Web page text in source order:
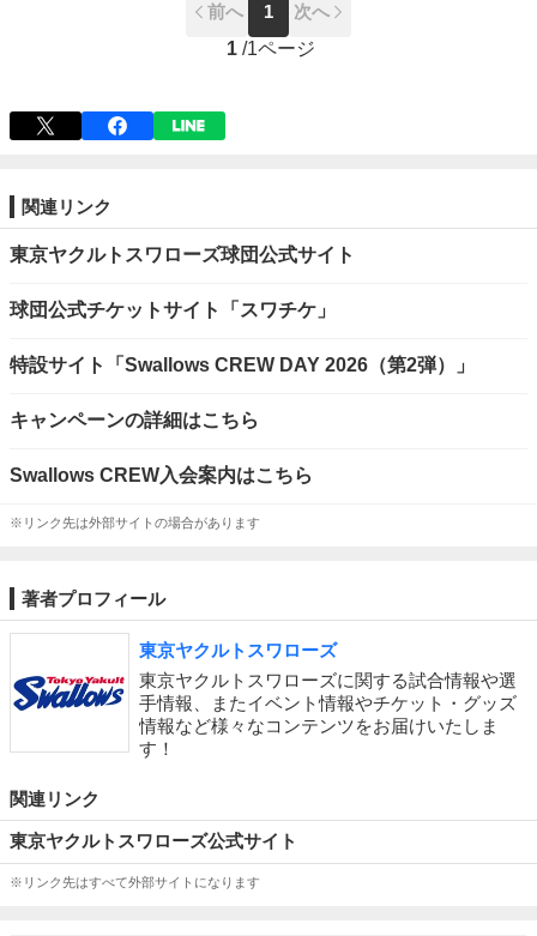
前へ 1
次へ
1 /1ページ
関連リンク
東京ヤクルトスワローズ球団公式サイト
球団公式チケットサイト「スワチケ」
特設サイト「Swallows CREW DAY 2026（第2弾）」
キャンペーンの詳細はこちら
Swallows CREW入会案内はこちら
※リンク先は外部サイトの場合があります
著者プロフィール
東京ヤクルトスワローズ
東京ヤクルトスワローズに関する試合情報や選
手情報、またイベント情報やチケット・グッズ
情報など様々なコンテンツをお届けいたしま
す！
関連リンク
東京ヤクルトスワローズ公式サイト
※リンク先はすべて外部サイトになります